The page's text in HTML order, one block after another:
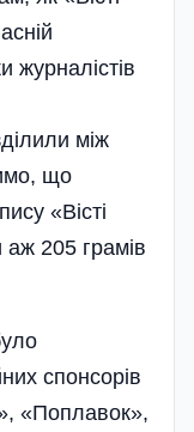
журналістів
між
що
«Вісті
205 грамів
спонсорів
«Поплавок»,